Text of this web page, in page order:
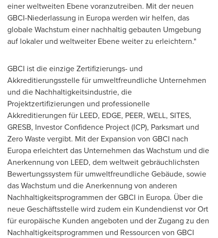
einer weltweiten Ebene voranzutreiben. Mit der neuen
GBCI-Niederlassung in Europa werden wir helfen, das
globale Wachstum einer nachhaltig gebauten Umgebung
auf lokaler und weltweiter Ebene weiter zu erleichtern."
GBCI ist die einzige Zertifizierungs- und
Akkreditierungsstelle für umweltfreundliche Unternehmen
und die Nachhaltigkeitsindustrie, die
Projektzertifizierungen und professionelle
Akkreditierungen für LEED, EDGE, PEER, WELL, SITES,
GRESB, Investor Confidence Project (ICP), Parksmart und
Zero Waste vergibt. Mit der Expansion von GBCI nach
Europa erleichtert das Unternehmen das Wachstum und die
Anerkennung von LEED, dem weltweit gebräuchlichsten
Bewertungssystem für umweltfreundliche Gebäude, sowie
das Wachstum und die Anerkennung von anderen
Nachhaltigkeitsprogrammen der GBCI in Europa. Über die
neue Geschäftsstelle wird zudem ein Kundendienst vor Ort
für europäische Kunden angeboten und der Zugang zu den
Nachhaltigkeitsprogrammen und Ressourcen von GBCI